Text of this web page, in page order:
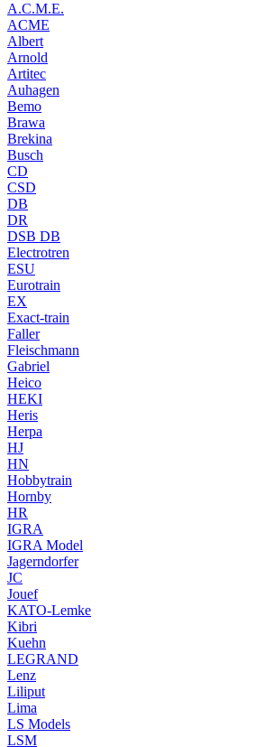
A.C.M.E.
ACME
Albert
Arnold
Artitec
Auhagen
Bemo
Brawa
Brekina
Busch
CD
CSD
DB
DR
DSB DB
Electrotren
ESU
Eurotrain
EX
Exact-train
Faller
Fleischmann
Gabriel
Heico
HEKI
Heris
Herpa
HJ
HN
Hobbytrain
Hornby
HR
IGRA
IGRA Model
Jagerndorfer
JC
Jouef
KATO-Lemke
Kibri
Kuehn
LEGRAND
Lenz
Liliput
Lima
LS Models
LSM